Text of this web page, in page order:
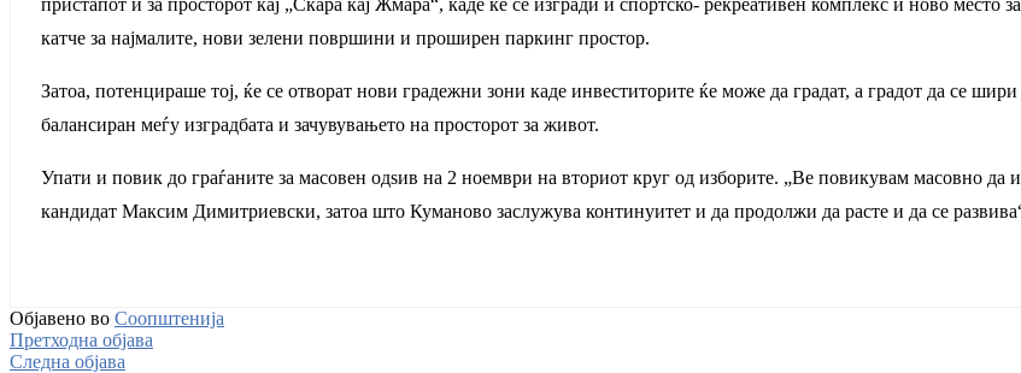
катче за најмалите, нови зелени површини и проширен паркинг простор.
Затоа, потенцираше тој, ќе се отворат нови градежни зони каде инвеститорите ќе може да градат, а градот да се
балансиран меѓу изградбата и зачувувањето на просторот за живот.
Упати и повик до граѓаните за масовен одѕив на 2 ноември на вториот круг од изборите. „Ве повикувам масовно да
кандидат Максим Димитриевски, затоа што Куманово заслужува континуитет и да продолжи да расте и да се
Објавено во Соопштенија
Претходна објава
Следна објава